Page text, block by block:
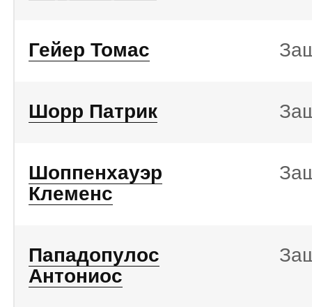
Гейер Томас
Шорр Патрик
Шоппенхауэр
Клеменс
Пападопулос
Антониос